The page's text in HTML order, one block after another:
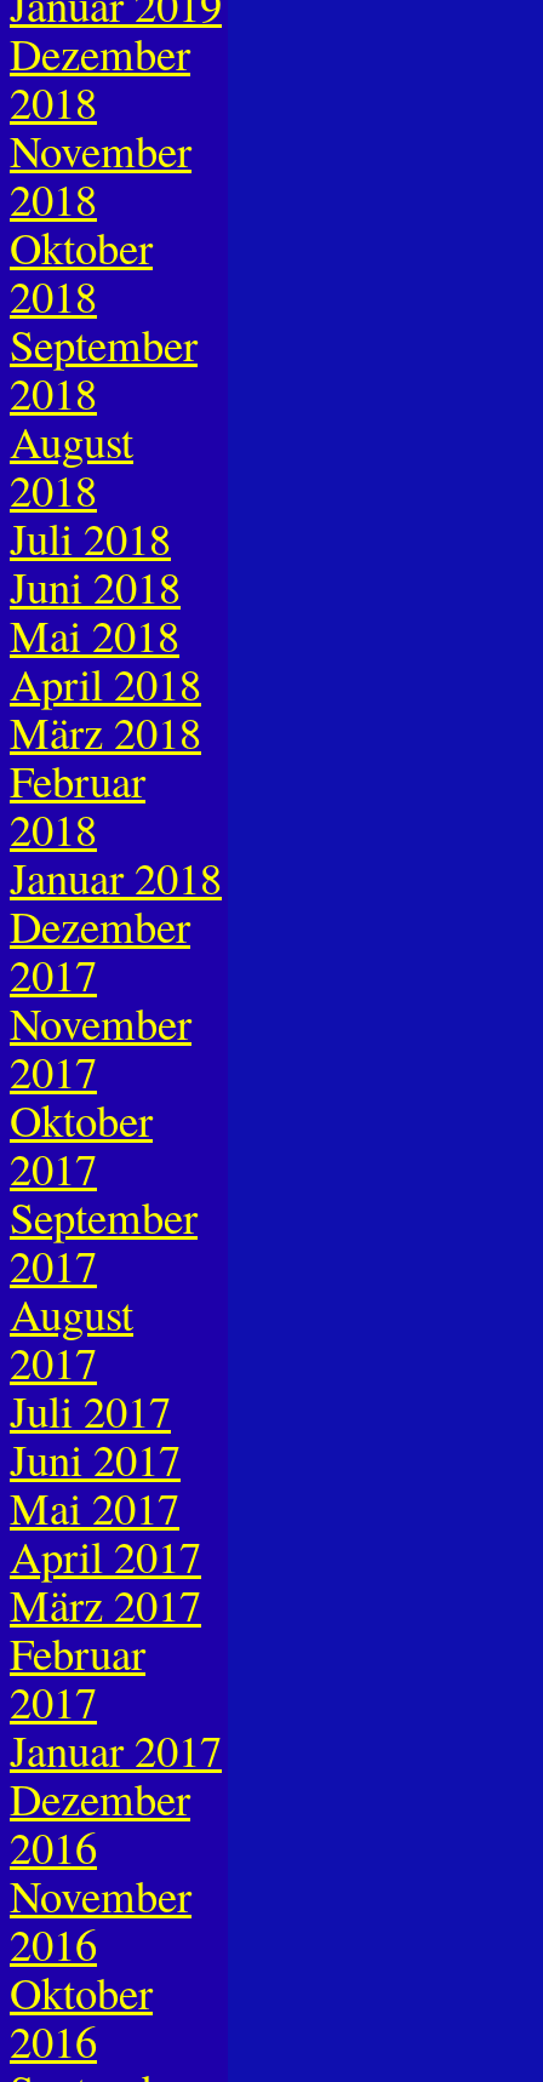
Dezember
2018
November
2018
Oktober
2018
September
2018
August
2018
Juli 2018
Juni 2018
Mai 2018
April 2018
März 2018
Februar
2018
Januar 2018
Dezember
2017
November
2017
Oktober
2017
September
2017
August
2017
Juli 2017
Juni 2017
Mai 2017
April 2017
März 2017
Februar
2017
Januar 2017
Dezember
2016
November
2016
Oktober
2016